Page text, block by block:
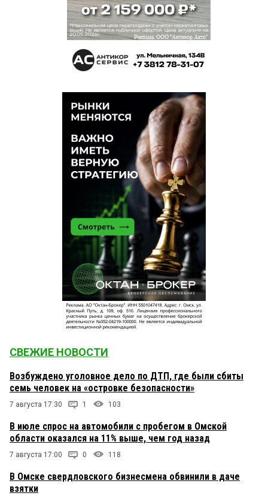
СВЕЖИЕ НОВОСТИ
Возбуждено уголовное дело по ДТП, где были сбиты
семь человек на «островке безопасности»
7 августа 17:30 1 103
В июле спрос на автомобили с пробегом в Омской
области оказался на 11% выше, чем год назад
7 августа 17:00 0 118
В Омске свердловского бизнесмена обвинили в даче
взятки